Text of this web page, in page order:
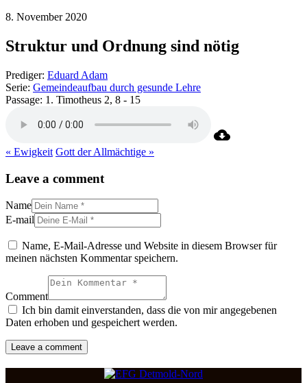
8. November 2020
Struktur und Ordnung sind nötig
Prediger: Eduard Adam
Serie: Gemeindeaufbau durch gesunde Lehre
Passage: 1. Timotheus 2, 8 - 15
« Ewigkeit Gott der Allmächtige »
Leave a comment
Name
E-mail
Name, E-Mail-Adresse und Website in diesem Browser für
meinen nächsten Kommentar speichern.
Comment
Ich bin damit einverstanden, dass die von mir angegebenen
Daten erhoben und gespeichert werden.